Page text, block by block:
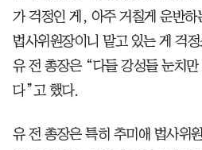
가 걱정인 게, 아주 거칠게 운반하
법사위원장이니 맡고 있는 게 걱
유 전 총장은 “다들 강성들 눈치
다”고 했다.
유 전 총장은 특히 추미애 법사위